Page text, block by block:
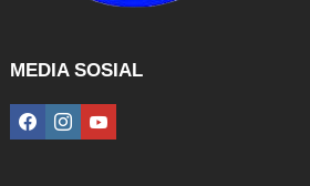
MEDIA SOSIAL
facebookinstagramyoutube